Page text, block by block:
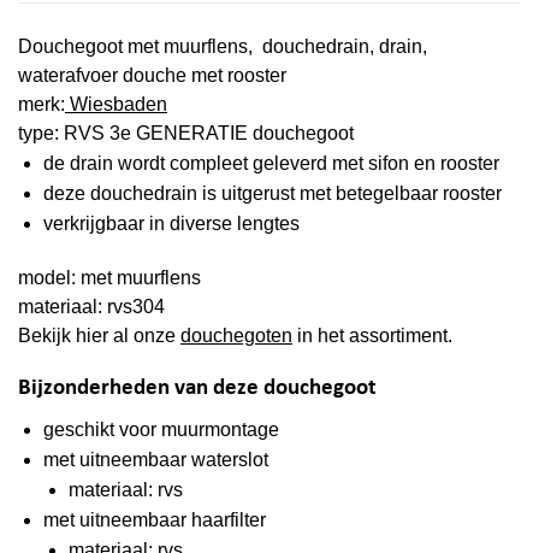
Douchegoot met muurflens, douchedrain, drain,
waterafvoer douche met rooster
merk: Wiesbaden
type: RVS 3e GENERATIE douchegoot
de drain wordt compleet geleverd met sifon en rooster
deze douchedrain is uitgerust met betegelbaar rooster
verkrijgbaar in diverse lengtes
model: met muurflens
materiaal: rvs304
Bekijk hier al onze douchegoten in het assortiment.
Bijzonderheden van deze douchegoot
geschikt voor muurmontage
met uitneembaar waterslot
materiaal: rvs
met uitneembaar haarfilter